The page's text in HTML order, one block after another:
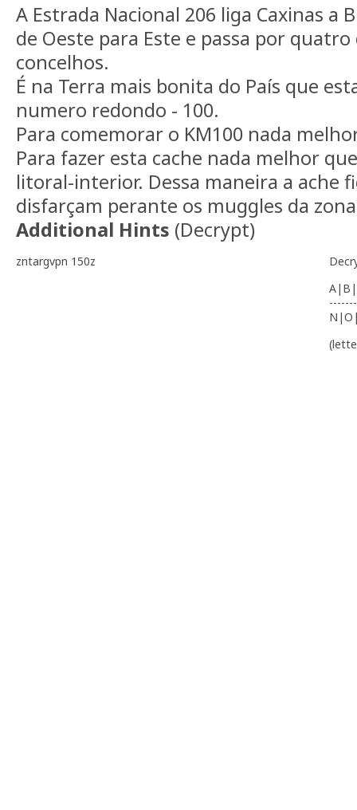
A Estrada Nacional 206 liga Caxinas a
de Oeste para Este e passa por
concelhos.
É na Terra mais bonita do País que
numero redondo - 100.
Para comemorar o KM100 nada
Para fazer esta cache nada melhor
litoral-interior. Dessa maneira a ache
disfarçam perante os muggles da
Additional Hints (Decrypt)
zntargvpn 150z